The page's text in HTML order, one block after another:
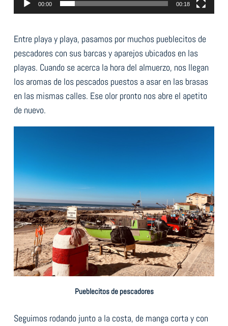
00:00 00:18
Entre playa y playa, pasamos por muchos pueblecitos de
pescadores con sus barcas y aparejos ubicados en las
playas. Cuando se acerca la hora del almuerzo, nos llegan
los aromas de los pescados puestos a asar en las brasas
en las mismas calles. Ese olor pronto nos abre el apetito
de nuevo.
Pueblecitos de pescadores
Seguimos rodando junto a la costa, de manga corta y con